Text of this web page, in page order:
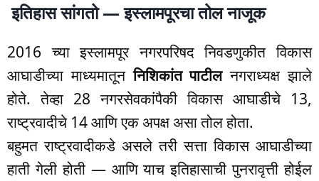
इतिहास सांगतो — इस्लामपूरचा तोल नाजूक
2016 च्या इस्लामपूर नगरपरिषद निवडणुकीत विकास
आघाडीच्या माध्यमातूननिशिकांत पाटीलनगराध्यक्ष झाले
होते. तेव्हा 28 नगरसेवकांपैकी विकास आघाडीचे 13,
राष्ट्रवादीचे 14 आणि एक अपक्ष असा तोल होता.
बहुमत राष्ट्रवादीकडे असले तरी सत्ता विकास आघाडीच्या
हाती गेली होती — आणि याच इतिहासाची पुनरावृत्ती होईल